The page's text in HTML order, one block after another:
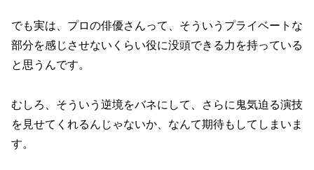
でも実は、プロの俳優さんって、そういうプライベートな
部分を感じさせないくらい役に没頭できる力を持っている
と思うんです。
むしろ、そういう逆境をバネにして、さらに鬼気迫る演技
を見せてくれるんじゃないか、なんて期待もしてしまいま
す。